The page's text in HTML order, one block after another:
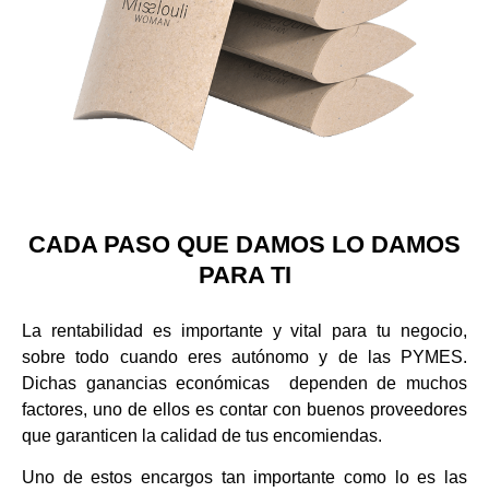
CADA PASO QUE DAMOS LO DAMOS
PARA TI
La rentabilidad es importante y vital para tu negocio,
sobre todo cuando eres autónomo y de las PYMES.
Dichas ganancias económicas dependen de muchos
factores, uno de ellos es contar con buenos proveedores
que garanticen la calidad de tus encomiendas.
Uno de estos encargos tan importante como lo es las